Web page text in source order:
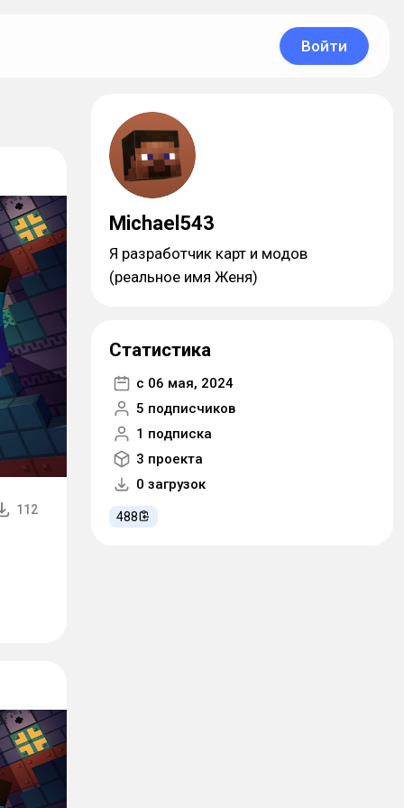
Войти
112
Michael543
Я разработчик карт и модов
(реальное имя Женя)
Статистика
с 06 мая, 2024
5 подписчиков
1 подписка
3 проекта
0 загрузок
488